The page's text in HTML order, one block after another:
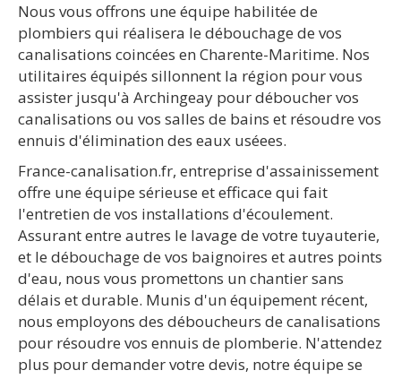
Nous vous offrons une équipe habilitée de
plombiers qui réalisera le débouchage de vos
canalisations coincées en Charente-Maritime. Nos
utilitaires équipés sillonnent la région pour vous
assister jusqu'à Archingeay pour déboucher vos
canalisations ou vos salles de bains et résoudre vos
ennuis d'élimination des eaux uséees.
France-canalisation.fr, entreprise d'assainissement
offre une équipe sérieuse et efficace qui fait
l'entretien de vos installations d'écoulement.
Assurant entre autres le lavage de votre tuyauterie,
et le débouchage de vos baignoires et autres points
d'eau, nous vous promettons un chantier sans
délais et durable. Munis d'un équipement récent,
nous employons des déboucheurs de canalisations
pour résoudre vos ennuis de plomberie. N'attendez
plus pour demander votre devis, notre équipe se